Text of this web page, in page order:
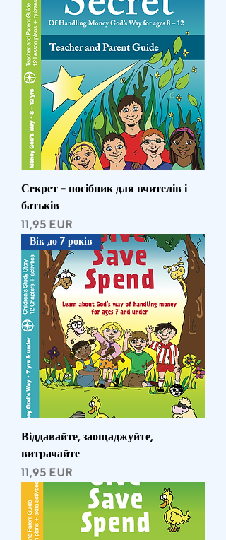
Секрет - посібник для вчителів і
батьків
Ціна
11,95 EUR
Вік до 7 років
Віддавайте, заощаджуйте,
витрачайте
Ціна
11,95 EUR